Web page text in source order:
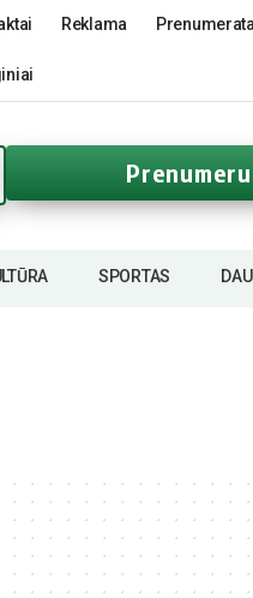
Reklama Prenumerata
SPORTAS